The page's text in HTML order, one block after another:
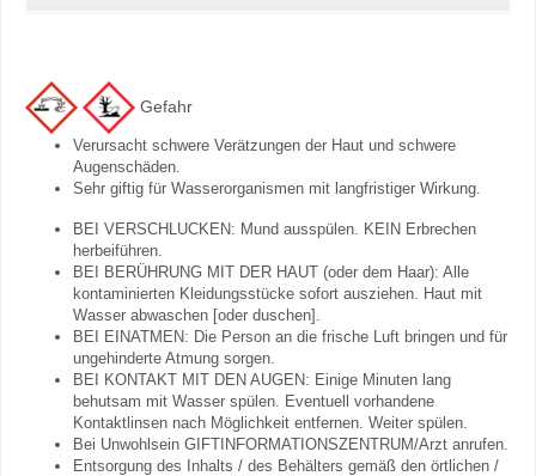
Gefahr
Verursacht schwere Verätzungen der Haut und schwere
Augenschäden.
Sehr giftig für Wasserorganismen mit langfristiger Wirkung.
BEI VERSCHLUCKEN: Mund ausspülen. KEIN Erbrechen
herbeiführen.
BEI BERÜHRUNG MIT DER HAUT (oder dem Haar): Alle
kontaminierten Kleidungsstücke sofort ausziehen. Haut mit
Wasser abwaschen [oder duschen].
BEI EINATMEN: Die Person an die frische Luft bringen und für
ungehinderte Atmung sorgen.
BEI KONTAKT MIT DEN AUGEN: Einige Minuten lang
behutsam mit Wasser spülen. Eventuell vorhandene
Kontaktlinsen nach Möglichkeit entfernen. Weiter spülen.
Bei Unwohlsein GIFTINFORMATIONSZENTRUM/Arzt anrufen.
Entsorgung des Inhalts / des Behälters gemäß den örtlichen /